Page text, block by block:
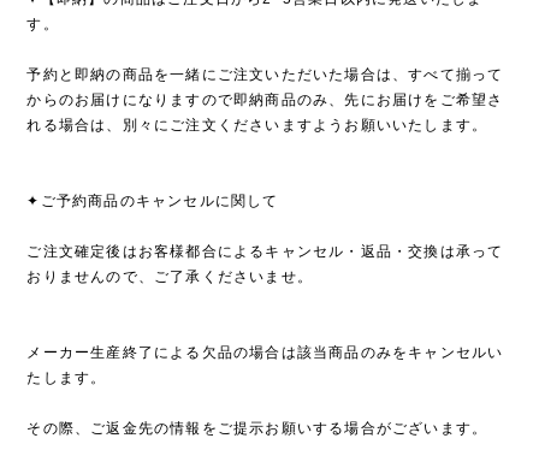
す。
予約と即納の商品を一緒にご注文いただいた場合は、すべて揃って
からのお届けになりますので即納商品のみ、先にお届けをご希望さ
れる場合は、別々にご注文くださいますようお願いいたします。
✦ご予約商品のキャンセルに関して
ご注文確定後はお客様都合によるキャンセル・返品・交換は承って
おりませんので、ご了承くださいませ。
メーカー生産終了による欠品の場合は該当商品のみをキャンセルい
たします。
その際、ご返金先の情報をご提示お願いする場合がございます。